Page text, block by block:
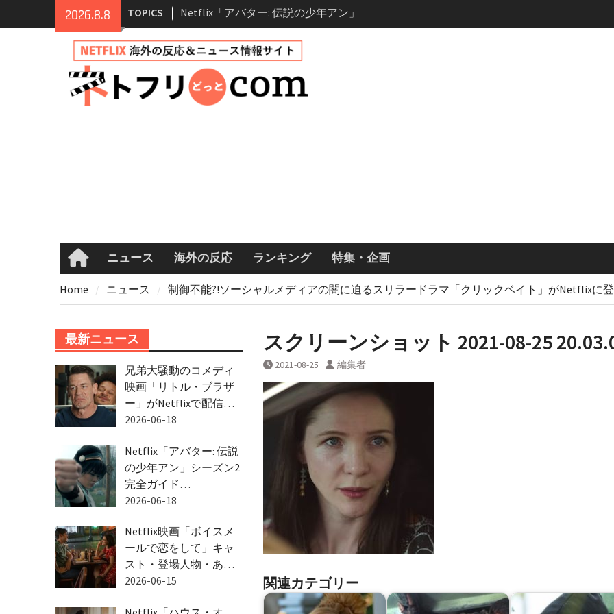
2026.8.8 TOPICS
登場人物・あらすじ・シーズン3最新
Netflix映画「ボイスメールで恋をし
て」キャスト・登場人物・あらすじ
まとめ｜ゾーイ・ドゥイッチ主演ロ
マコメ
Netflix「ハウス・オブ・ギネス」シ
Homeニュース 海外の反応 ランキング 特集・企画
Home ニュース 制御不能?!ソーシャルメディアの闇に迫るスリラードラマ「クリックベイト」がNetflixに
スクリーンショット 2021-08-25
2021-08-25 編集者
関連カテゴリー
最新ニュース
兄弟大騒動のコメディ
映画「リトル・ブラザ
ー」がNetflixで配信…
2026-06-18
Netflix「アバター: 伝説
の少年アン」シーズン2
完全ガイド…
2026-06-18
Netflix映画「ボイスメ
ールで恋をして」キャ
スト・登場人物・あ…
2026-06-15